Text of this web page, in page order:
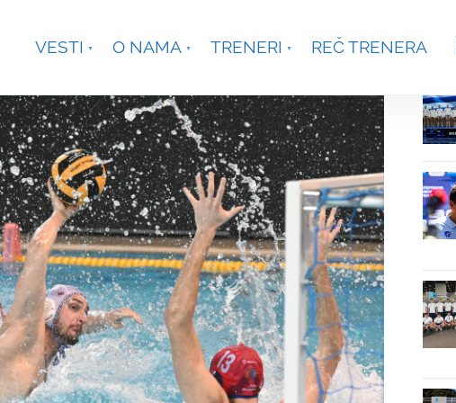
VESTI O NAMA TRENERI REČ TRENERA